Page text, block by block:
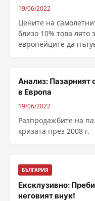
19/06/2022
Цените на
близо 10% това лято
европейците да
Анализ: Пазарният
в Европа
19/06/2022
Разпродажбите на
кризата през 2008 г.
БЪЛГАРИЯ
Ексклузивно:
неговият внук!